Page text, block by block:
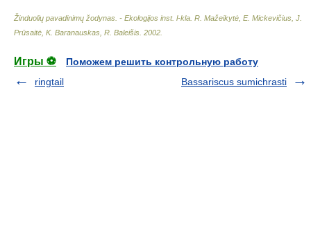
Žinduolių pavadinimų žodynas. - Ekologijos inst. l-kla R. Mažeikytė, E. Mickevičius, J.
Prūsaitė, K. Baranauskas, R. Baleišis 2002
Игры ⚽
Поможем решить контрольную работу
ringtail
Bassariscus sumichrasti